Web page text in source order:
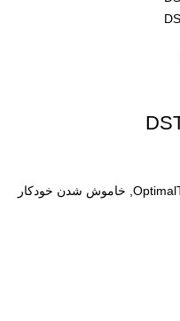
تنظیم دمای خودکار و بهینه با فناوری OptimalTEMP, خاموش شدن خودکار